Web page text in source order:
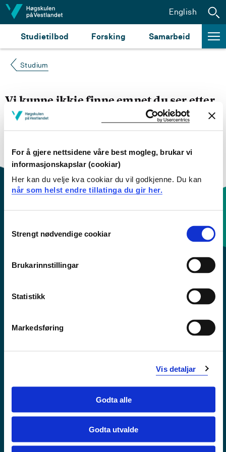
For å gjere nettsidene våre best mogleg, brukar vi
informasjonskapslar (cookiar)
Her kan du velje kva cookiar du vil godkjenne. Du kan
når som helst endre tillatinga du gir her.
Selection
Strengt nødvendige cookiar
Brukarinnstillingar
Statistikk
Markedsføring
Vis detaljar
Godta alle
Godta utvalde
Hopp til innhald
Studietilbod Forsking Samarbeid
English
Studium
Vi kunne ikkje finne emnet du ser etter
søke opp emnet du ser etter i
engelsk emneplan ved å klikke på «English».